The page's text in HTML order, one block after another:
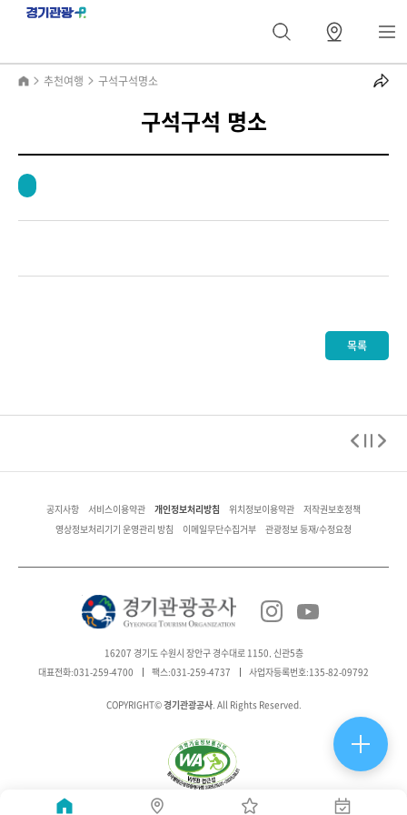
추천여행 구석구석명소
구석구석 명소
목록
공지사항 서비스이용약관 개인정보처리방침 위치정보이용약관 저작권보호정책
영상정보처리기기 운영관리 방침 이메일무단수집거부 관광정보 등재/수정요청
16207 경기도 수원시 장안구 경수대로 1150, 신관5층
대표전화:031-259-4700 팩스:031-259-4737 사업자등록번호:135-82-09792
COPYRIGHT© 경기관광공사. All Rights Reserved.